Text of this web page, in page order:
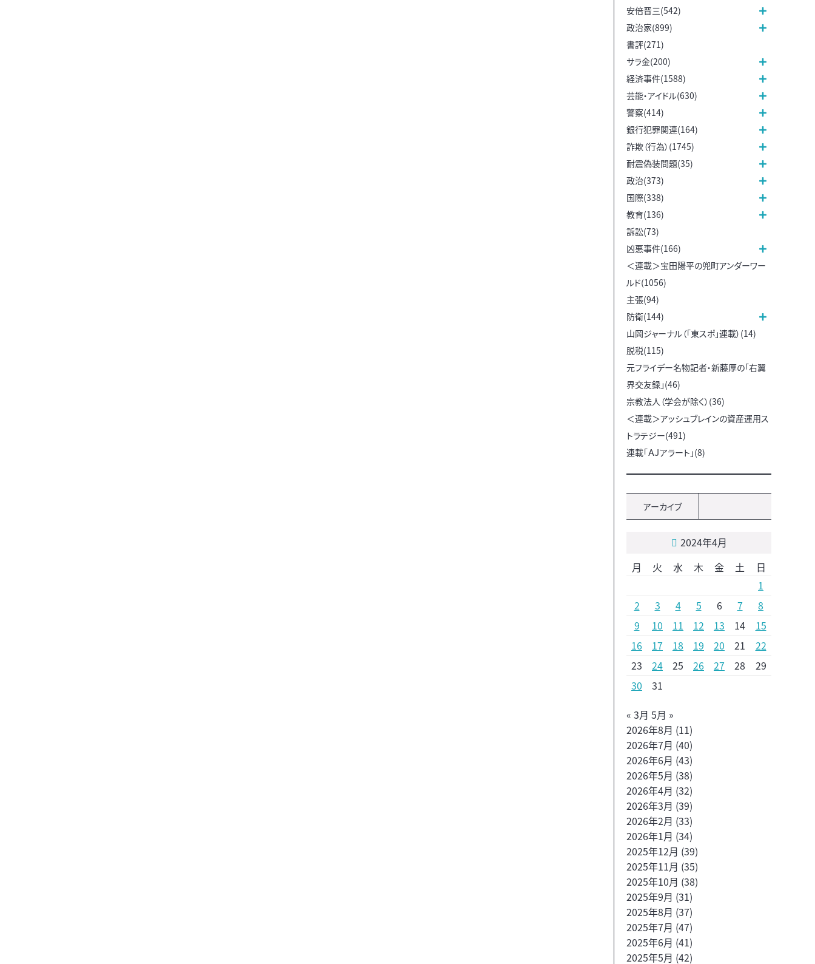
安倍晋三(542)
政治家(899)
書評(271)
サラ金(200)
経済事件(1588)
芸能・アイドル(630)
警察(414)
銀行犯罪関連(164)
詐欺（行為）(1745)
耐震偽装問題(35)
政治(373)
国際(338)
教育(136)
訴訟(73)
凶悪事件(166)
＜連載＞宝田陽平の兜町アンダーワー
ルド(1056)
主張(94)
防衛(144)
山岡ジャーナル（「東スポ」連載）(14)
脱税(115)
元フライデー名物記者・新藤厚の「右翼
界交友録」(46)
宗教法人（学会が除く）(36)
＜連載＞アッシュブレインの資産運用ス
トラテジー(491)
連載「ＡＪアラート」(8)
アーカイブ
2024年4月
月
火 水 木 金 土
日
1
2
3 4 5 6 7
8
9
10 11 12 13 14
15
16
17 18 19 20 21
22
23
24 25 26 27 28
29
30
31
« 3月 5月 »
2026年8月 (11)
2026年7月 (40)
2026年6月 (43)
2026年5月 (38)
2026年4月 (32)
2026年3月 (39)
2026年2月 (33)
2026年1月 (34)
2025年12月 (39)
2025年11月 (35)
2025年10月 (38)
2025年9月 (31)
2025年8月 (37)
2025年7月 (47)
2025年6月 (41)
2025年5月 (42)